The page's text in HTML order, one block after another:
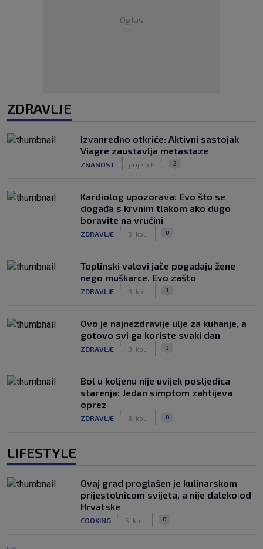
Oglas
ZDRAVLJE
Izvanredno otkriće: Aktivni sastojak
Viagre zaustavlja metastaze
ZNANOST prije 6 h 2
Kardiolog upozorava: Evo što se
događa s krvnim tlakom ako dugo
boravite na vrućini
ZDRAVLJE 5. kol. 0
Toplinski valovi jače pogađaju žene
nego muškarce. Evo zašto
ZDRAVLJE 3. kol. 1
Ovo je najnezdravije ulje za kuhanje, a
gotovo svi ga koriste svaki dan
ZDRAVLJE 3. kol. 3
Bol u koljenu nije uvijek posljedica
starenja: Jedan simptom zahtijeva
oprez
ZDRAVLJE 3. kol. 0
LIFESTYLE
Ovaj grad proglašen je kulinarskom
prijestolnicom svijeta, a nije daleko od
Hrvatske
COOKING 5. kol. 0